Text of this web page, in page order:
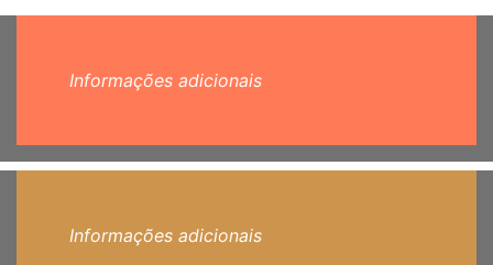
Informações adicionais
Informações adicionais